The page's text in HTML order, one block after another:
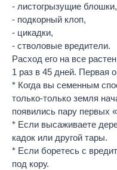
- листогрызущие блошки,
- подкорный клоп,
- цикадки,
- стволовые вредители.
Расход его на все
1 раз в 45 дней. Первая
* Когда вы семенным
только-только земля
появились пару первых
* Если высаживаете
кадок или другой тары.
* Если боретесь с
под кору.